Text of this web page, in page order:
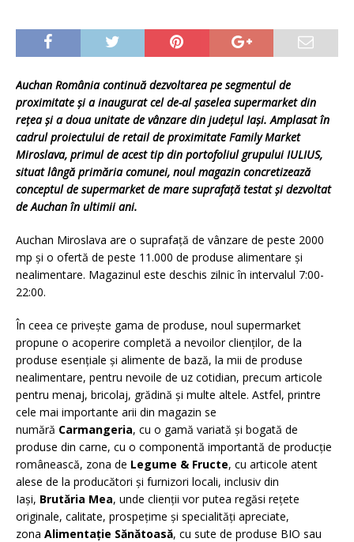
Auchan România continuă dezvoltarea pe segmentul de
proximitate și a inaugurat cel de-al șaselea supermarket din
rețea și a doua unitate de vânzare din județul Iași. Amplasat în
cadrul proiectului de retail de proximitate Family Market
Miroslava, primul de acest tip din portofoliul grupului IULIUS,
situat lângă primăria comunei, noul magazin concretizează
conceptul de supermarket de mare suprafață testat și dezvoltat
de Auchan în ultimii ani.
Auchan Miroslava are o suprafață de vânzare de peste 2000
mp și o ofertă de peste 11.000 de produse alimentare și
nealimentare. Magazinul este deschis zilnic în intervalul 7:00-
22:00.
În ceea ce privește gama de produse, noul supermarket
propune o acoperire completă a nevoilor clienților, de la
produse esențiale și alimente de bază, la mii de produse
nealimentare, pentru nevoile de uz cotidian, precum articole
pentru menaj, bricolaj, grădină și multe altele. Astfel, printre
cele mai importante arii din magazin se
numără Carmangeria, cu o gamă variată și bogată de
produse din carne, cu o componentă importantă de producție
românească, zona de Legume & Fructe, cu articole atent
alese de la producători și furnizori locali, inclusiv din
Iași, Brutăria Mea, unde clienții vor putea regăsi rețete
originale, calitate, prospețime și specialități apreciate,
zona Alimentație Sănătoasă, cu sute de produse BIO sau